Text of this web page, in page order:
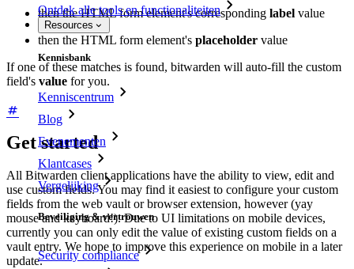
Ontdek alle tools en functionaliteiten
Resources
Kennisbank
Kenniscentrum
Blog
Evenementen
Klantcases
Vergelijking
Beveiliging & vertrouwen
Security compliance
then the HTML form element's corresponding label value
then the HTML form element's placeholder value
If one of these matches is found, bitwarden will auto-fill the custom
field's value for you.
Get started
All Bitwarden client applications have the ability to view, edit and
use custom fields. You may find it easiest to configure your custom
fields from the web vault or browser extension, however (yay
mouse and keyboard!). Due to UI limitations on mobile devices,
currently you can only edit the value of existing custom fields on a
vault entry. We hope to improve this experience on mobile in a later
update.